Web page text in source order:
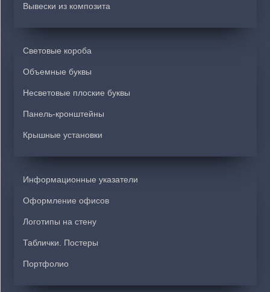
Вывески из композита
Световые короба
Объемные буквы
Несветовые плоские буквы
Панель-кронштейны
Крышные установки
Информационные указатели
Оформление офисов
Логотипы на стену
Таблички. Постеры
Портфолио